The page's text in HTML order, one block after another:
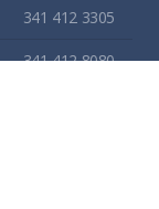
341 412 3305
341 412 8080